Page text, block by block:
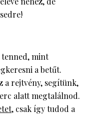
tenned, mint
a betűt.
a rejtvény, segítünk,
alatt megtalálnod.
, csak így tudod a